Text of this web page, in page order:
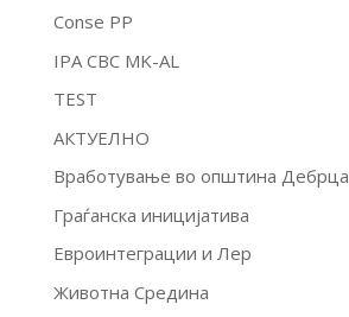
Conse PP
IPA CBC MK-AL
TEST
АКТУЕЛНО
Вработување во општина Дебрца
Граѓанска иницијатива
Евроинтеграции и Лер
Животна Средина